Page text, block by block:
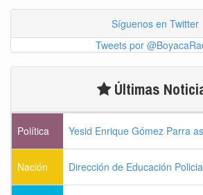
Síguenos en Twitter
Tweets por
Últimas
Política Yesid Enrique Gómez Parra
Nación Dirección de Educación